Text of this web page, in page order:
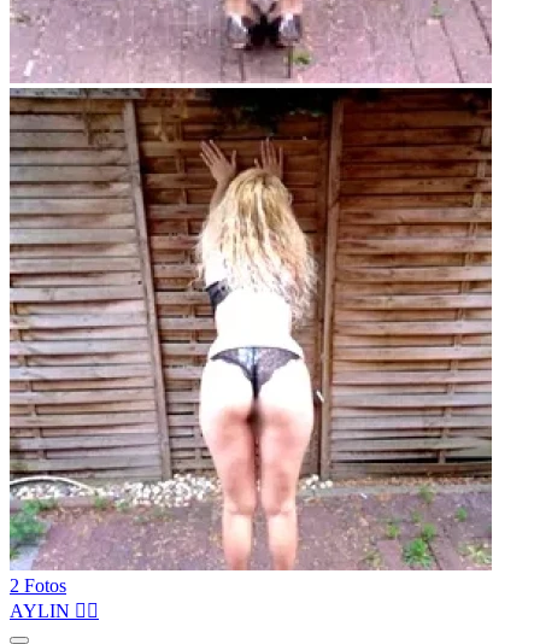
2 Fotos
AYLIN ❤️‍🔥